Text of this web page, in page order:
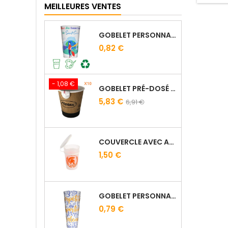
MEILLEURES VENTES
GOBELET PERSONNALISÉ 25/33 CL - IMPRESSION QUADRICHROMIE DIGITALE
0,82 €
- 1,08 € GOBELET PRÉ-DOSÉ CACAO VAN HOUTEN - SACHET DE 10
5,83 € 6,91 €
COUVERCLE AVEC ANSE POUR GOBELET RÉUTILISABLE 25/33 CL
1,50 €
GOBELET PERSONNALISÉ 50 CL TRANSPARENT – IMPRESSION QUADRICHROMIE
0,79 €
à eau